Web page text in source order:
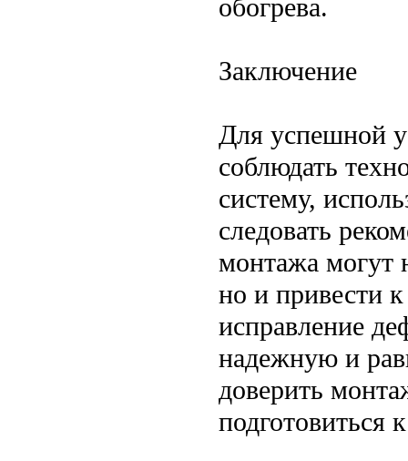
обогрева.
Заключение
Для успешной
соблюдать
систему,
следовать
монтажа могут
но и привести
исправление
надежную и
доверить
подготовиться